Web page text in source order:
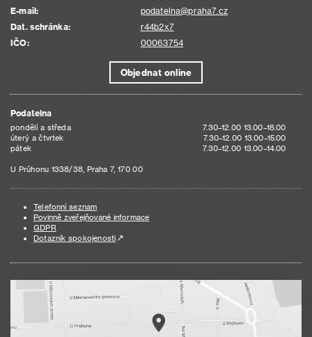
E-mail:
podatelna@praha7.cz
Dat. schránka:
r44b2x7
IČO:
00063754
Objednat online
Podatelna
pondělí a středa
7.30–12.00 13.00–18.00
úterý a čtvrtek
7.30–12.00 13.00–15.00
pátek
7.30–12.00 13.00–14.00
U Průhonu 1338/38, Praha 7, 170 00
Telefonní seznam
Povinně zveřejňované informace
GDPR
Dotazník spokojenosti